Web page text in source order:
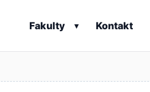
Fakulty ▾ Kontakt